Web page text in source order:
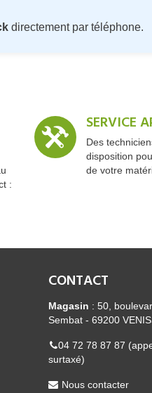
directement par téléphone.
:
SERVICE
Des
disposition
de votre
CONTACT
Magasin : 50,
Sembat - 69200
04 72 78 87 87
surtaxé)
Nous contacter